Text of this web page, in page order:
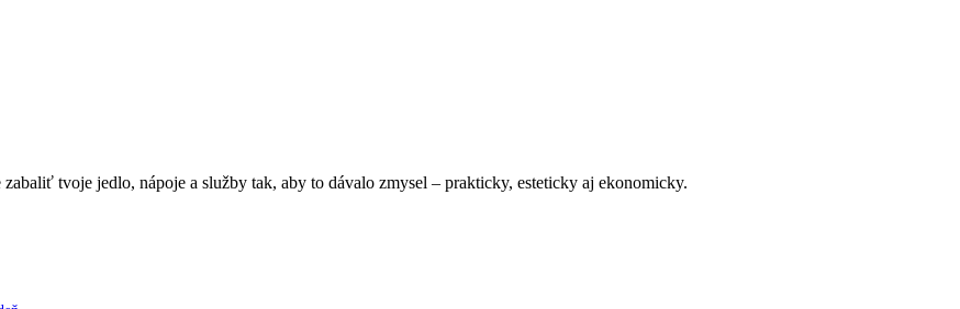
tvoje jedlo, nápoje a služby tak, aby to dávalo zmysel – prakticky, esteticky aj ekonomicky.